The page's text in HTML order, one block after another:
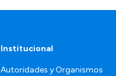
Institucional
Autoridades y Organismos